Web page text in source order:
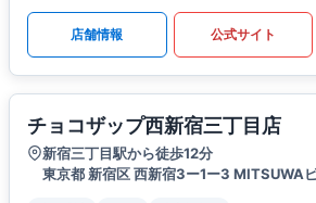
店舗情報 公式サイト
チョコザップ西新宿三丁目店
新宿三丁目駅から徒歩12分
東京都 新宿区 西新宿3ー1ー3 MITSUWA